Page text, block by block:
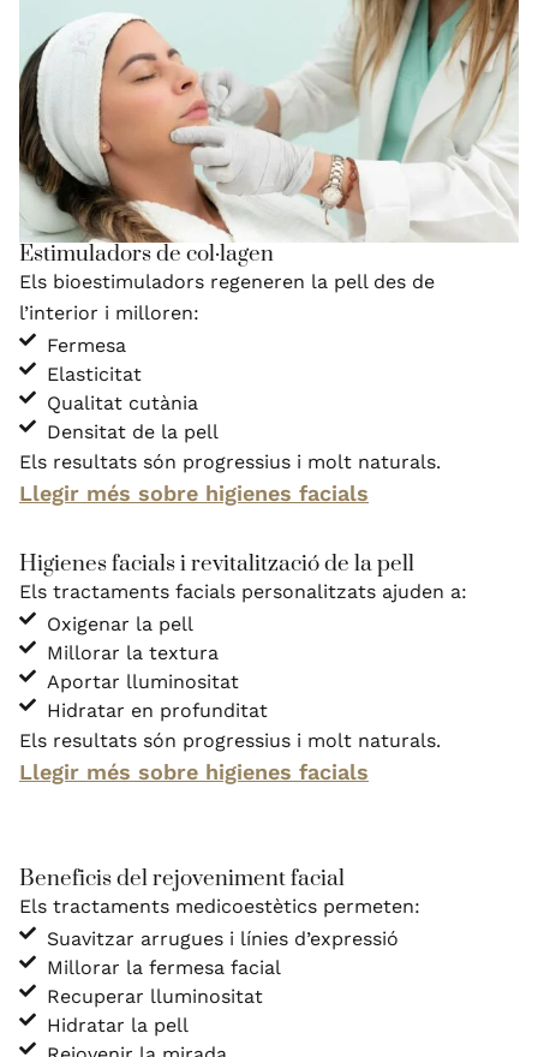
Estimuladors de col·lagen
Els bioestimuladors regeneren la pell des de
l’interior i milloren:
Fermesa
Elasticitat
Qualitat cutània
Densitat de la pell
Els resultats són progressius i molt naturals.
Llegir més sobre higienes facials
Higienes facials i revitalització de la pell
Els tractaments facials personalitzats ajuden a:
Oxigenar la pell
Millorar la textura
Aportar lluminositat
Hidratar en profunditat
Els resultats són progressius i molt naturals.
Llegir més sobre higienes facials
Beneficis del rejoveniment facial
Els tractaments medicoestètics permeten:
Suavitzar arrugues i línies d’expressió
Millorar la fermesa facial
Recuperar lluminositat
Hidratar la pell